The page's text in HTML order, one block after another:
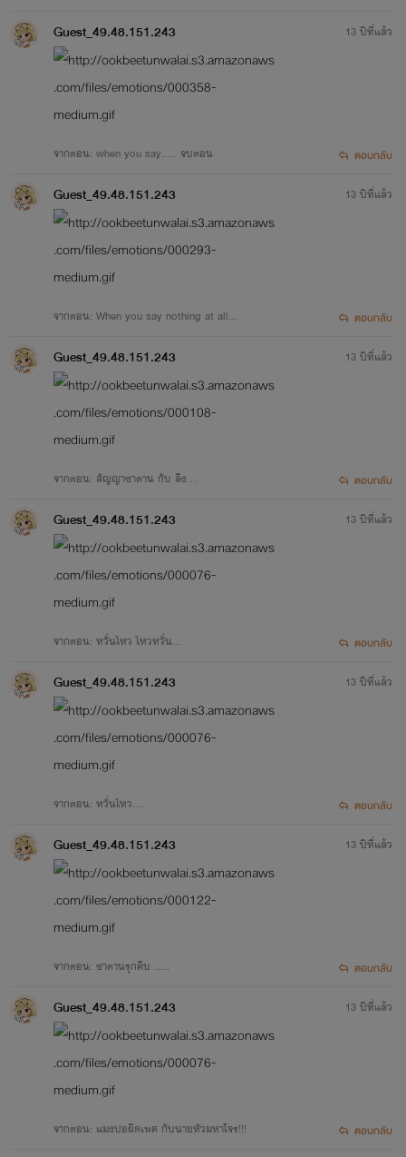
Guest_49.48.151.243
จากตอน: when you say..... จบตอน
13 ปีที่แล้ว
ตอบกลับ
Guest_49.48.151.243
จากตอน: When you say nothing at all…
13 ปีที่แล้ว
ตอบกลับ
Guest_49.48.151.243
จากตอน: สัญญาซาตาน กับ ลิง...
13 ปีที่แล้ว
ตอบกลับ
Guest_49.48.151.243
จากตอน: หวั่นไหว ไหวหวั่น...
13 ปีที่แล้ว
ตอบกลับ
Guest_49.48.151.243
จากตอน: หวั่นไหว....
13 ปีที่แล้ว
ตอบกลับ
Guest_49.48.151.243
จากตอน: ซาตานรุกคืบ .....
13 ปีที่แล้ว
ตอบกลับ
Guest_49.48.151.243
จากตอน: แมงปอผิดเพศ กับนายหัวมหาโจร!!!
13 ปีที่แล้ว
ตอบกลับ